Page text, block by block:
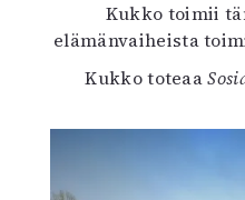
Kukko toimii
elämänvaiheista
Kukko toteaa